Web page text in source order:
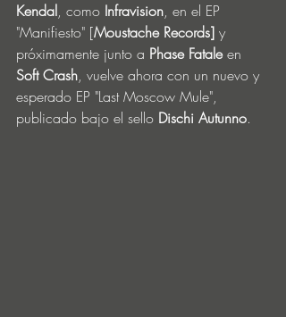
Kendal, como Infravision, en el EP
"Manifiesto" [Moustache Records] y
próximamente junto a Phase Fatale en
Soft Crash, vuelve ahora con un nuevo y
esperado EP "Last Moscow Mule",
publicado bajo el sello Dischi Autunno.